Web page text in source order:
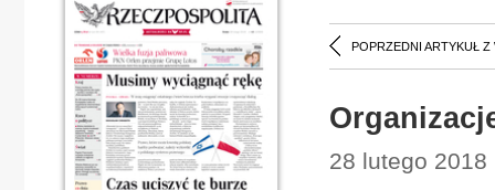
POPRZEDNI ARTYKUŁ Z
28 lutego 2018